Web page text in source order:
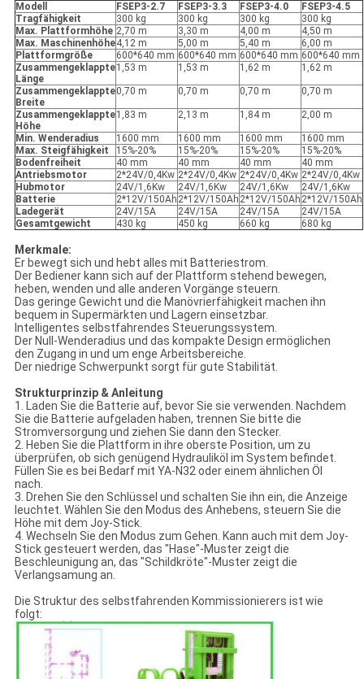
Modell FSEP3-2.7 FSEP3-3.3 FSEP3-4.0
FSEP3-4.5
Tragfähigkeit
300 kg 300 kg 300 kg
300 kg
Max. Plattformhöhe 2,70 m 3,30 m 4,00 m
4,50 m
Max. Maschinenhöhe4,12 m 5,00 m 5,40 m
6,00 m
Plattformgröße
600*640 mm 600*640 mm 600*640 mm 600*640 mm
Zusammengeklappte
Länge
1,53 m 1,53 m 1,62 m 1,62 m
Zusammengeklappte
Breite
0,70 m 0,70 m 0,70 m 0,70 m
Zusammengeklappte
Höhe
1,83 m 2,13 m 1,84 m 2,00 m
Min. Wenderadius 1600 mm 1600 mm 1600 mm
1600 mm
Max. Steigfähigkeit
15%-20% 15%-20% 15%-20%
15%-20%
Bodenfreiheit
40 mm 40 mm 40 mm
40 mm
Antriebsmotor
2*24V/0,4Kw 2*24V/0,4Kw 2*24V/0,4Kw 2*24V/0,4Kw
Hubmotor
24V/1,6Kw 24V/1,6Kw 24V/1,6Kw
24V/1,6Kw
Batterie
2*12V/150Ah 2*12V/150Ah 2*12V/150Ah 2*12V/150Ah
Ladegerät
24V/15A 24V/15A 24V/15A
24V/15A
Gesamtgewicht
430 kg 450 kg 660 kg 680 kg
Merkmale:
Er bewegt sich und hebt alles mit Batteriestrom.
Der Bediener kann sich auf der Plattform stehend bewegen,
heben, wenden und alle anderen Vorgänge steuern.
Das geringe Gewicht und die Manövrierfähigkeit machen ihn
bequem in Supermärkten und Lagern einsetzbar.
Intelligentes selbstfahrendes Steuerungssystem.
Der Null-Wenderadius und das kompakte Design ermöglichen
den Zugang in und um enge Arbeitsbereiche.
Der niedrige Schwerpunkt sorgt für gute Stabilität.
Strukturprinzip & Anleitung
1. Laden Sie die Batterie auf, bevor Sie sie verwenden. Nachdem
Sie die Batterie aufgeladen haben, trennen Sie bitte die
Stromversorgung und ziehen Sie dann den Stecker.
2. Heben Sie die Plattform in ihre oberste Position, um zu
überprüfen, ob sich genügend Hydrauliköl im System befindet.
Füllen Sie es bei Bedarf mit YA-N32 oder einem ähnlichen Öl
nach.
3. Drehen Sie den Schlüssel und schalten Sie ihn ein, die Anzeige
leuchtet. Wählen Sie den Modus des Anhebens, steuern Sie die
Höhe mit dem Joy-Stick.
4. Wechseln Sie den Modus zum Gehen. Kann auch mit dem Joy-
Stick gesteuert werden, das "Hase"-Muster zeigt die
Beschleunigung an, das "Schildkröte"-Muster zeigt die
Verlangsamung an.
Die Struktur des selbstfahrenden Kommissionierers ist wie
folgt: